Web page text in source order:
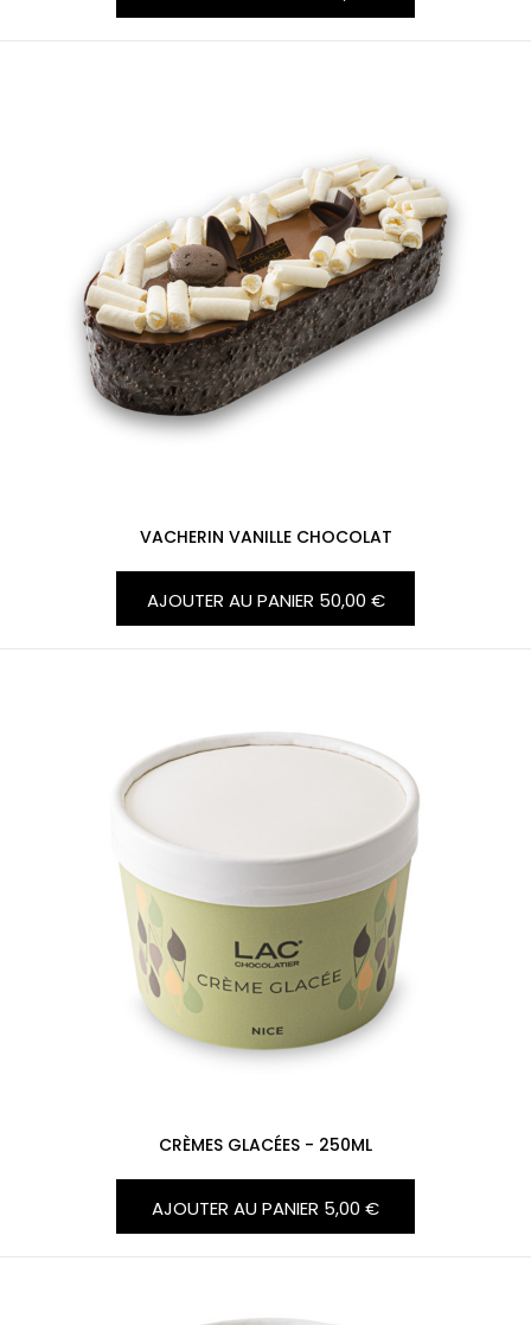
VACHERIN VANILLE CHOCOLAT
AJOUTER AU PANIER 50,00 €
CRÈMES GLACÉES - 250ML
AJOUTER AU PANIER 5,00 €